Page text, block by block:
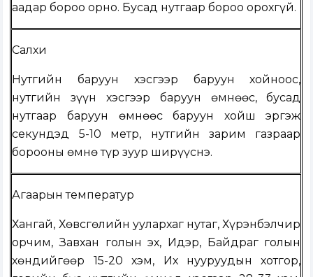
аадар бороо орно. Бусад нутгаар бороо орохгүй.
Салхи
Нутгийн баруун хэсгээр баруун хойноос,
нутгийн зүүн хэсгээр баруун өмнөөс, бусад
нутгаар баруун өмнөөс баруун хойш эргэж
секундэд 5-10 метр, нутгийн зарим газраар
борооны өмнө түр зуур ширүүснэ.
Агаарын температур
Хангай, Хөвсгөлийн уулархаг нутаг, Хүрэнбэлчир
орчим, Завхан голын эх, Идэр, Байдраг голын
хөндийгөөр 15-20 хэм, Их нууруудын хотгор,